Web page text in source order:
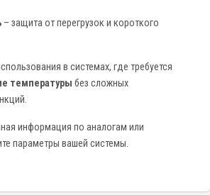
– защита от перегрузок и короткого
в системах, где требуется
температуры без сложных
информация по аналогам или
параметры вашей системы.